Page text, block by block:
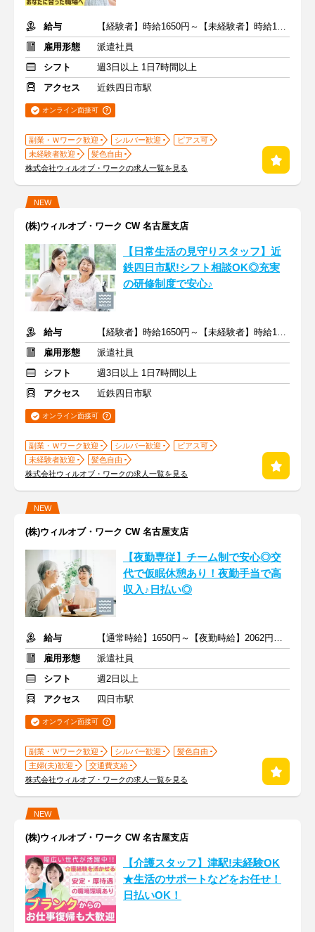
給与
【経験者】時給1650円～【未経験者】時給1500円～ ＋交通費
雇用形態
派遣社員
シフト
週3日以上 1日7時間以上
アクセス
近鉄四日市駅
オンライン面接可
副業・Ｗワーク歓迎 シルバー歓迎
ピアス可
未経験者歓迎
髪色自由
株式会社ウィルオブ・ワークの求人一覧を見る
NEW
(株)ウィルオブ・ワーク CW 名古屋支店
【日常生活の見守りスタッフ】近
鉄四日市駅!シフト相談OK◎充実
の研修制度で安心♪
給与
【経験者】時給1650円～【未経験者】時給1500円～ ＋交通費
雇用形態
派遣社員
シフト
週3日以上 1日7時間以上
アクセス
近鉄四日市駅
オンライン面接可
副業・Ｗワーク歓迎 シルバー歓迎
ピアス可
未経験者歓迎
髪色自由
株式会社ウィルオブ・ワークの求人一覧を見る
NEW
(株)ウィルオブ・ワーク CW 名古屋支店
【夜勤専従】チーム制で安心◎交
代で仮眠休憩あり！夜勤手当で高
収入♪日払い◎
給与
【通常時給】1650円～【夜勤時給】2062円～ ＋交通費
雇用形態
派遣社員
シフト
週2日以上
アクセス
四日市駅
オンライン面接可
副業・Ｗワーク歓迎 シルバー歓迎
髪色自由
主婦(夫)歓迎
交通費支給
株式会社ウィルオブ・ワークの求人一覧を見る
NEW
(株)ウィルオブ・ワーク CW 名古屋支店
【介護スタッフ】津駅!未経験OK
★生活のサポートなどをお任せ！
日払いOK！